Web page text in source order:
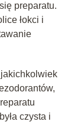
preparatu.
łokci i
czysta i